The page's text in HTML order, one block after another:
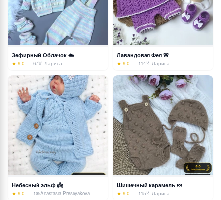
Зефирный Облачок ☁️
★ 9.0 67🏅 Лариса
Лавандовая Фея 🌸
★ 9.0 114🏅 Лариса
Небесный эльф 👼
★ 9.0 105Anastasia Presnyakova
Шишечный карамель 🍬
★ 9.0 115🏅 Лариса